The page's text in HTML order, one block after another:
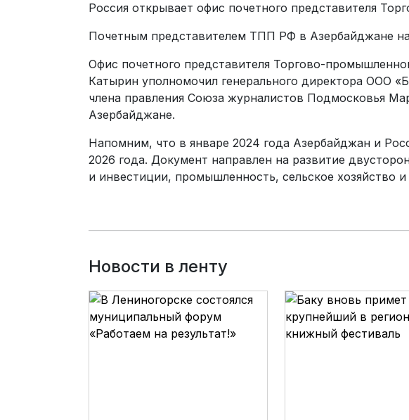
Россия открывает офис почетного представителя
Почетным представителем ТПП РФ в Азербайджане
Офис почетного представителя Торгово-
Катырин уполномочил генерального директора ООО
члена правления Союза журналистов Подмосковья
Азербайджане.
Напомним, что в январе 2024 года Азербайджан и
2026 года. Документ направлен на развитие
и инвестиции, промышленность, сельское хозяйство
Новости в ленту